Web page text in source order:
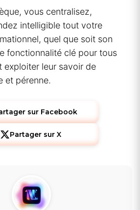
vous centralisez,
intelligible tout votre
quel que soit son
fonctionnalité clé pour tous
exploiter leur savoir de
et pérenne.
sur Facebook
Partager sur X